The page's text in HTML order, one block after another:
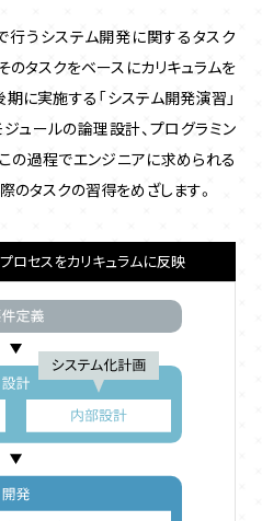
うシステム開発に関するタスク
のタスクをベースにカリキュラムを
に実施する「システム開発演習」
ュールの論理設計、プログラミン
の過程でエンジニアに求められる
のタスクの習得をめざします。
ロセスをカリキュラムに反映